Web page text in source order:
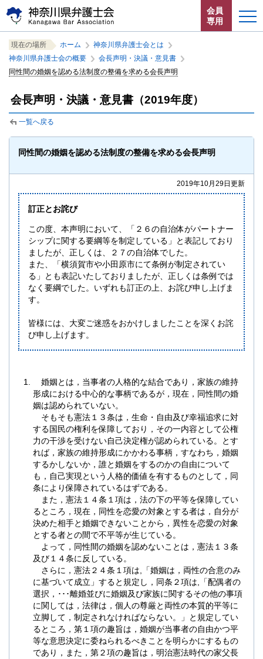
ー
ジ
の
先
で
す。
文
へ
ジ
ャ
プ
る。
会員
専用
こ
こ
か
ら
ト
共
す。
サ
イ
ト
内
メ
ュ
す。
ホーム
お知らせ
神奈川県弁護士会とは
法律相談する
よくある質問
閉じる
イ
ト
内
共
メ
ー
こ
現在の場所 ホーム
神奈川県弁護士会とは
神奈川県弁護士会の概要
会長声明・決議・意見書
同性間の婚姻を認める法制度の整備を求める会長声明
会長声明・決議・意見書（2019年度）
一覧へ戻る
同性間の婚姻を認める法制度の整備を求める会長声明
2019年10月29日更新
訂正とお詫び
この度、本声明において、「２６の自治体がパートナー
シップに関する要綱等を制定している」と表記しており
ましたが、正しくは、２７の自治体でした。
また、「横須賀市や小田原市にて条例が制定されてい
る」とも表記いたしておりましたが、正しくは条例では
なく要綱でした。いずれも訂正の上、お詫び申し上げま
す。
皆様には、大変ご迷惑をおかけしましたことを深くお詫
び申し上げます。
婚姻とは，当事者の人格的な結合であり，家族の維持
形成における中心的な事柄であるが，現在，同性間の婚
姻は認められていない。
そもそも憲法１３条は，生命・自由及び幸福追求に対
する国民の権利を保障しており，その一内容として公権
力の干渉を受けない自己決定権が認められている。とす
れば，家族の維持形成にかかわる事柄，すなわち，婚姻
するかしないか，誰と婚姻をするのかの自由について
も，自己実現という人格的価値を有するものとして，同
条により保障されているはずである。
また，憲法１４条１項は，法の下の平等を保障してい
るところ，現在，同性を恋愛の対象とする者は，自分が
決めた相手と婚姻できないことから，異性を恋愛の対象
とする者との間で不平等が生じている。
よって，同性間の婚姻を認めないことは，憲法１３条
及び１４条に反している。
さらに，憲法２４条１項は,「婚姻は，両性の合意のみ
に基づいて成立」すると規定し，同条２項は,「配偶者の
選択，･･･離婚並びに婚姻及び家族に関するその他の事項
に関しては，法律は，個人の尊厳と両性の本質的平等に
立脚して，制定されなければならない。」と規定してい
るところ，第１項の趣旨は，婚姻が当事者の自由かつ平
等な意思決定に委ねられるべきことを明らかにするもの
であり，また，第２項の趣旨は，明治憲法時代の家父長